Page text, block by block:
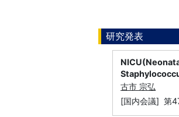
研究発表
古市 宗弘
[国内会議] 第